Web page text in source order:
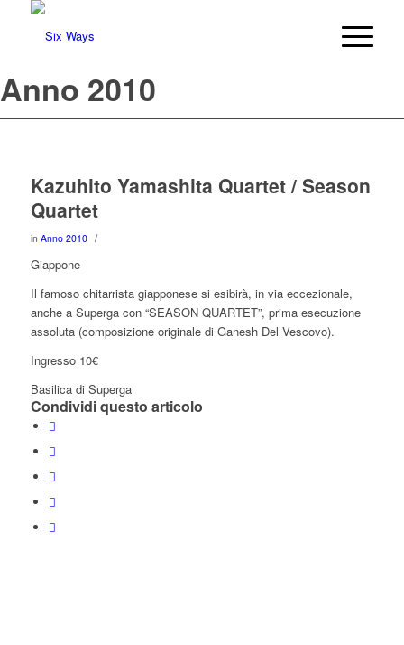
Anno 2010
Kazuhito Yamashita Quartet / Season
Quartet
in Anno 2010 /
Giappone
Il famoso chitarrista giapponese si esibirà, in via eccezionale,
anche a Superga con “SEASON QUARTET”, prima esecuzione
assoluta (composizione originale di Ganesh Del Vescovo).
Ingresso 10€
Basilica di Superga
Condividi questo articolo